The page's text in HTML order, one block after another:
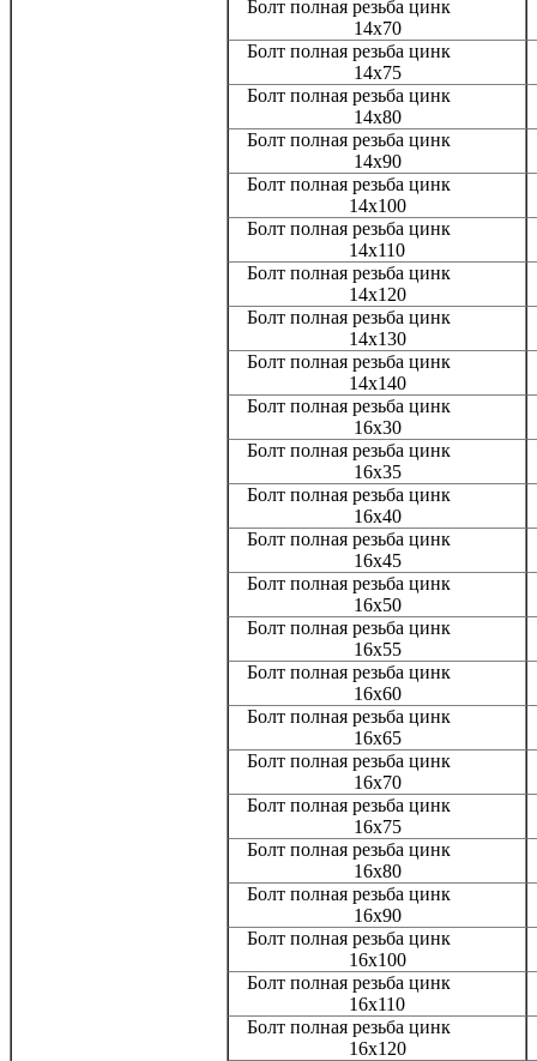
Болт полная резьба цинк
14x70
Болт полная резьба цинк
14x75
Болт полная резьба цинк
14x80
Болт полная резьба цинк
14x90
Болт полная резьба цинк
14x100
Болт полная резьба цинк
14x110
Болт полная резьба цинк
14x120
Болт полная резьба цинк
14x130
Болт полная резьба цинк
14x140
Болт полная резьба цинк
16x30
Болт полная резьба цинк
16x35
Болт полная резьба цинк
16x40
Болт полная резьба цинк
16x45
Болт полная резьба цинк
16x50
Болт полная резьба цинк
16x55
Болт полная резьба цинк
16x60
Болт полная резьба цинк
16x65
Болт полная резьба цинк
16x70
Болт полная резьба цинк
16x75
Болт полная резьба цинк
16x80
Болт полная резьба цинк
16x90
Болт полная резьба цинк
16x100
Болт полная резьба цинк
16x110
Болт полная резьба цинк
16x120